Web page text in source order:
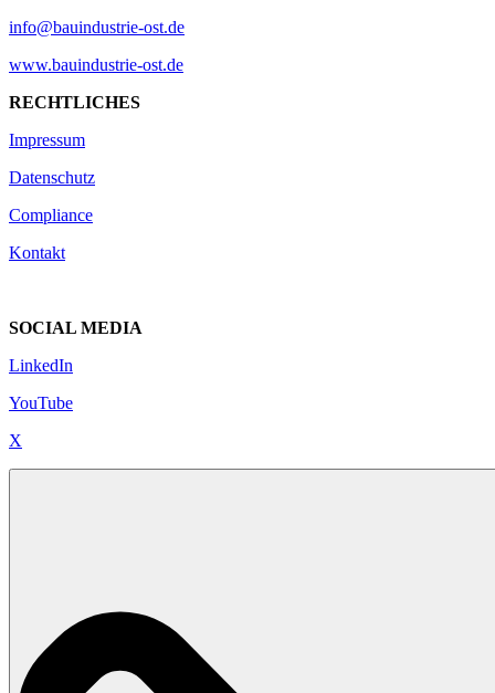
info@bauindustrie-ost.de
www.bauindustrie-ost.de
RECHTLICHES
Impressum
Datenschutz
Compliance
Kontakt
SOCIAL MEDIA
LinkedIn
YouTube
X